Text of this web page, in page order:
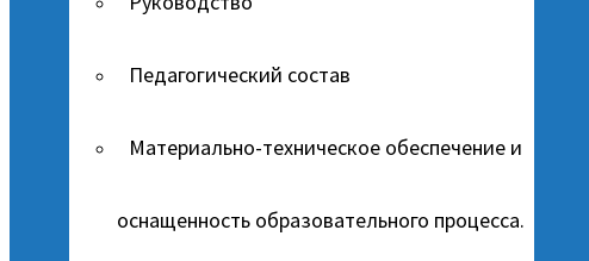
Педагогический состав
Материально-техническое обеспечение и
оснащенность образовательного процесса.